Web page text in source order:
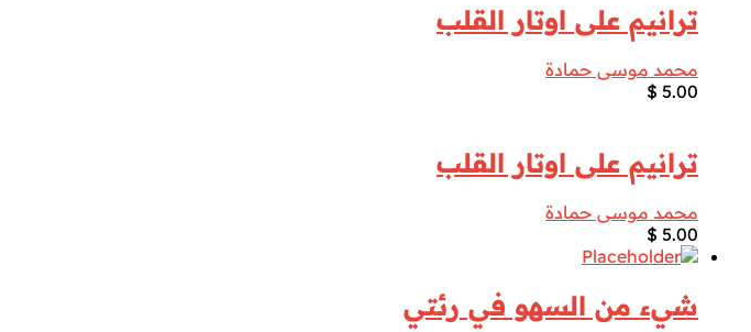
ترانيم على اوتار القلب
محمد موسى حمادة
$ 5.00
ترانيم على اوتار القلب
محمد موسى حمادة
$ 5.00
شيء من السهو في رئتي